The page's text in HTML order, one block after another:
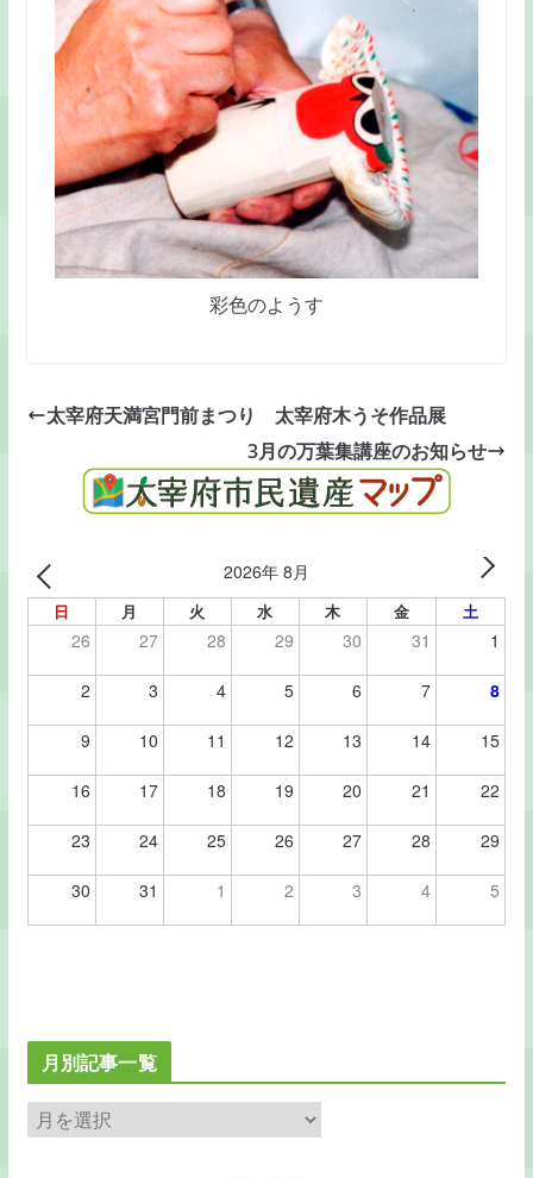
彩色のようす
太宰府天満宮門前まつり 太宰府木うそ作品展
3月の万葉集講座のお知らせ
2026年 8月
日 月 火 水 木 金 土
26 27 28 29 30 31 1
2 3 4 5 6 7 8
9 10 11 12 13 14 15
16 17 18 19 20 21 22
23 24 25 26 27 28 29
30 31 1 2 3 4 5
月別記事一覧
月